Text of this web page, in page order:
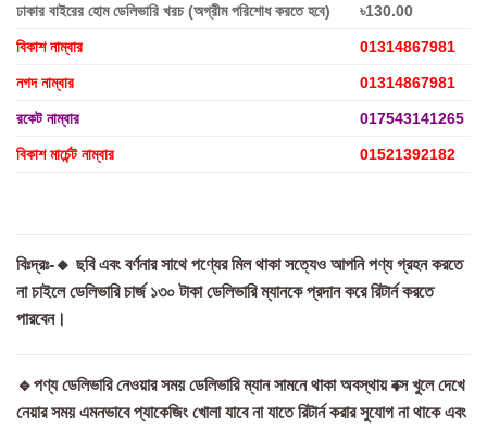
ঢাকার বাইরের হোম ডেলিভারি খরচ (অগ্রীম পরিশোধ করতে হবে) ৳130.00
বিকাশ নাম্বার 01314867981
নগদ নাম্বার 01314867981
রকেট নাম্বার 017543141265
বিকাশ মার্চেন্ট নাম্বার 01521392182
বিঃদ্রঃ-🔸 ছবি এবং বর্ণনার সাথে পণ্যের মিল থাকা সত্যেও আপনি পণ্য গ্রহন করতে
না চাইলে ডেলিভারি চার্জ ১৩০ টাকা ডেলিভারি ম্যানকে প্রদান করে রিটার্ন করতে
পারবেন।
🔹পণ্য ডেলিভারি নেওয়ার সময় ডেলিভারি ম্যান সামনে থাকা অবস্থায় বক্স খুলে দেখে
নেয়ার সময় এমনভাবে প্যাকেজিং খোলা যাবে না যাতে রিটার্ন করার সুযোগ না থাকে এবং